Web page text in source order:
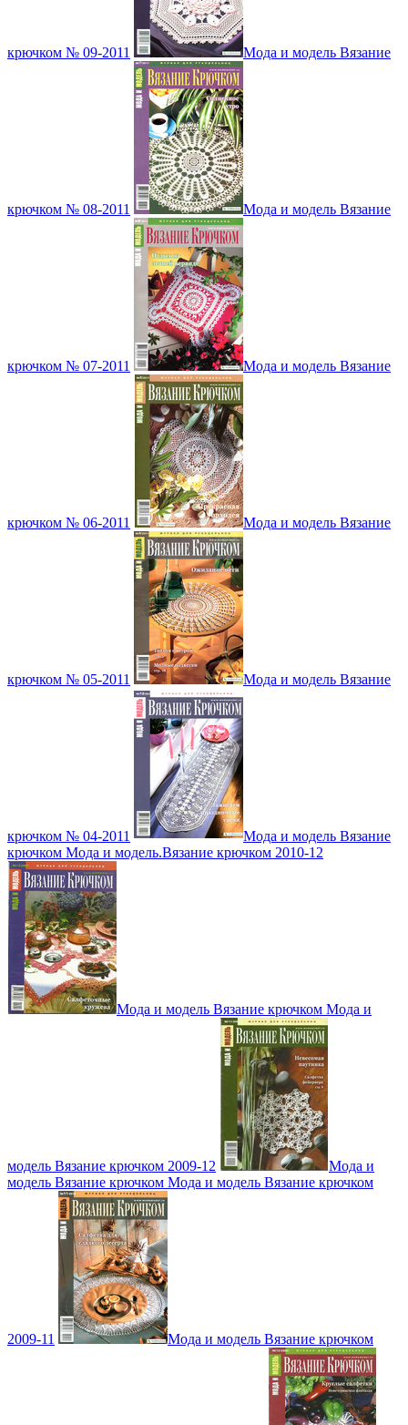
крючком № 09-2011 Мода и модель Вязание
крючком № 08-2011 Мода и модель Вязание
крючком № 07-2011 Мода и модель Вязание
крючком № 06-2011 Мода и модель Вязание
крючком № 05-2011 Мода и модель Вязание
крючком № 04-2011
Мода и модель Вязание
крючком Мода и модель.Вязание крючком 2010-12
Мода и модель Вязание крючком Мода и
модель Вязание крючком 2009-12
Мода и
модель Вязание крючком Мода и модель Вязание крючком
2009-11 Мода и модель Вязание крючком